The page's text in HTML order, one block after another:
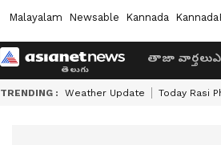
Malayalam Newsable Kannada
తాజా వార్తలు
TRENDING : Weather Update Today Rasi